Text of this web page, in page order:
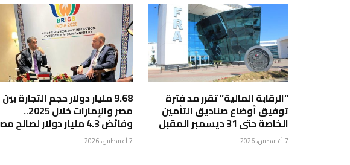
“الرقابة المالية” تقرر مد فترة
توفيق أوضاع صناديق التأمين
الخاصة حتى 31 ديسمبر المقبل
7 أغسطس، 2026
9.68 مليار دولار حجم التجارة بين
مصر والإمارات خلال 2025..
وفائض 4.3 مليار دولار لصالح مصر
7 أغسطس، 2026